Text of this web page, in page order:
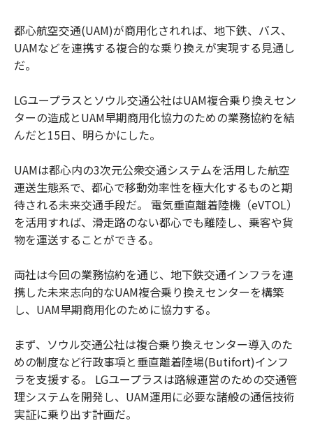
都心航空交通(UAM)が商用化されれば、地下鉄、バス、
UAMなどを連携する複合的な乗り換えが実現する見通し
だ。
LGユープラスとソウル交通公社はUAM複合乗り換えセン
ターの造成とUAM早期商用化協力のための業務協約を結
んだと15日、明らかにした。
UAMは都心内の3次元公衆交通システムを活用した航空
運送生態系で、都心で移動効率性を極大化するものと期
待される未来交通手段だ。 電気垂直離着陸機（eVTOL）
を活用すれば、滑走路のない都心でも離陸し、乗客や貨
物を運送することができる。
両社は今回の業務協約を通じ、地下鉄交通インフラを連
携した未来志向的なUAM複合乗り換えセンターを構築
し、UAM早期商用化のために協力する。
まず、ソウル交通公社は複合乗り換えセンター導入のた
めの制度など行政事項と垂直離着陸場(Butifort)インフ
ラを支援する。 LGユープラスは路線運営のための交通管
理システムを開発し、UAM運用に必要な諸般の通信技術
実証に乗り出す計画だ。